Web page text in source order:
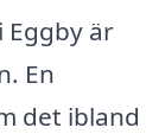
är
En
det ibland